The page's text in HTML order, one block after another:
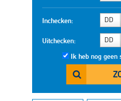
Inchecken: DD
Uitchecken: DD
Ik heb nog geen